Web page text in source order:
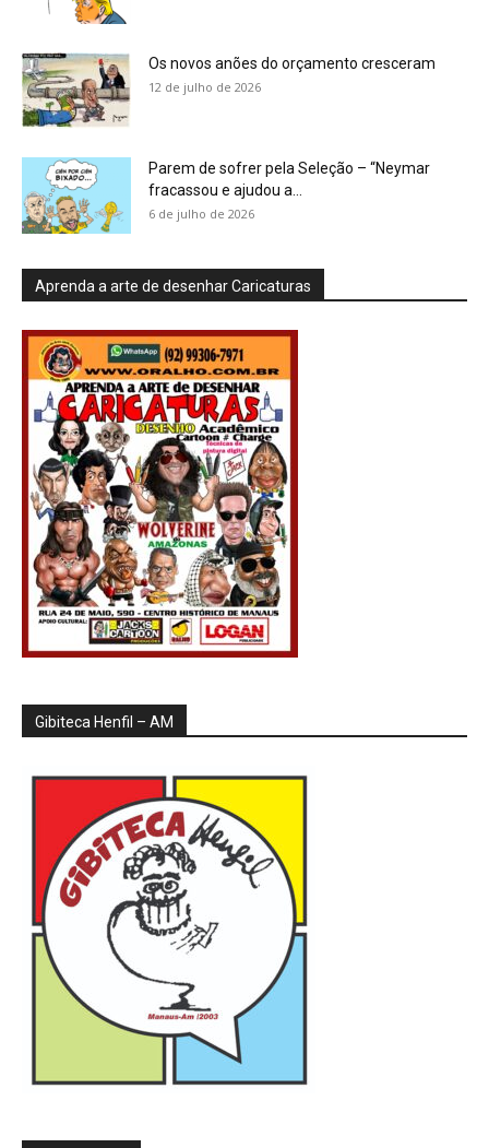
Os novos anões do orçamento cresceram
12 de julho de 2026
Parem de sofrer pela Seleção – “Neymar
fracassou e ajudou a...
6 de julho de 2026
Aprenda a arte de desenhar Caricaturas
Gibiteca Henfil – AM